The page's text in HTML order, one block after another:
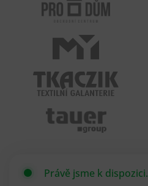
Právě jsme k dispozici.